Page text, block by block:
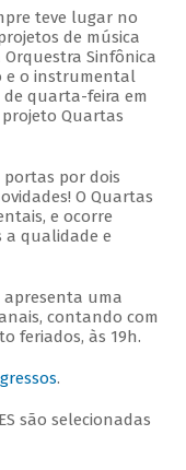
teve lugar no
de música
Sinfônica
e o instrumental
quarta-feira em
Quartas
por dois
O Quartas
e ocorre
a qualidade e
uma
contando com
feriados, às 19h.
.
são selecionadas